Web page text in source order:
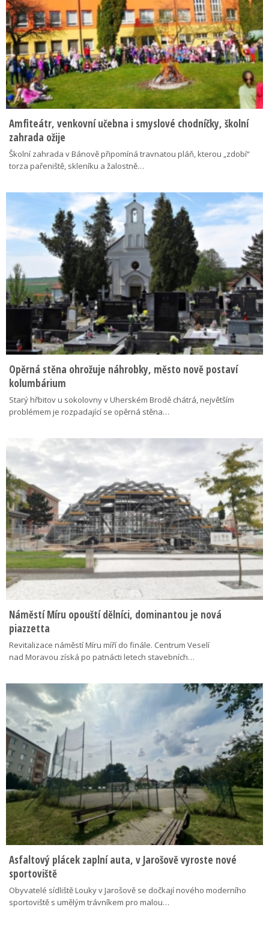
Amfiteátr, venkovní učebna i smyslové chodníčky, školní
zahrada ožije
Školní zahrada v Bánově připomíná travnatou pláň, kterou „zdobí“
torza pařeniště, skleníku a žalostně…
Opěrná stěna ohrožuje náhrobky, město nově postaví
kolumbárium
Starý hřbitov u sokolovny v Uherském Brodě chátrá, největším
problémem je rozpadající se opěrná stěna…
Náměstí Míru opouští dělníci, dominantou je nová
piazzetta
Revitalizace náměstí Míru míří do finále. Centrum Veselí
nad Moravou získá po patnácti letech stavebních…
Asfaltový plácek zaplní auta, v Jarošově vyroste nové
sportoviště
Obyvatelé sídliště Louky v Jarošově se dočkají nového moderního
sportoviště s umělým trávníkem pro malou…